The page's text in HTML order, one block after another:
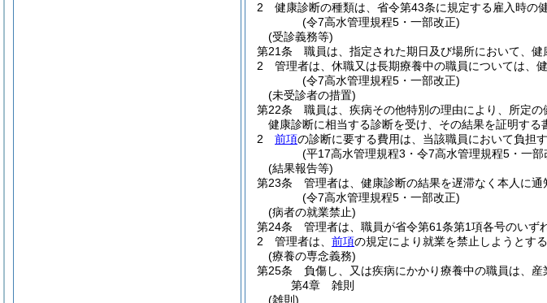
2
健康診断の種類は、省令第43条に規定する雇入時の
(令7高水管理規程5・一部改正)
(受診義務等)
第21条
職員は、指定された期日及び場所において、健
2
管理者は、休職又は長期療養中の職員については、
(令7高水管理規程5・一部改正)
(未受診者の措置)
第22条
職員は、疾病その他特別の理由により、所定
健康診断に相当する診断を受け、その結果を証明する
2
前項の診断に要する費用は、当該職員において負担す
(平17高水管理規程3・令7高水管理規程5・一部
(結果報告等)
第23条
管理者は、健康診断の結果を遅滞なく本人に通
(令7高水管理規程5・一部改正)
(病者の就業禁止)
第24条
管理者は、職員が省令第61条第1項各号のいず
2
管理者は、 前項の規定により就業を禁止しようとす
(療養の専念義務)
第25条
負傷し、又は疾病にかかり療養中の職員は、
第4章
雑則
(雑則)